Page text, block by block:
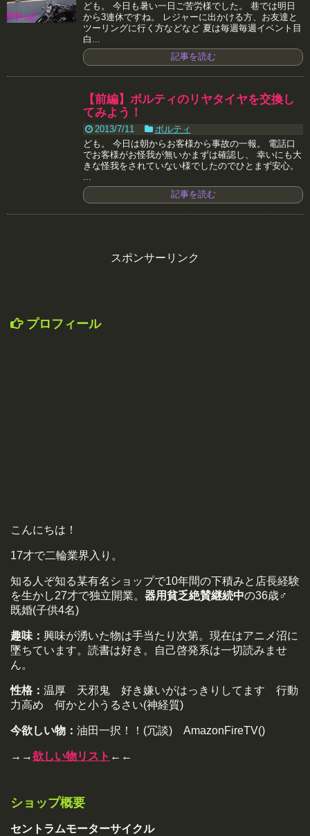
ども。 今日も暑い一日ご苦労様でした。 巷では明日
から3連休ですね。 レジャーに出かける方、お友達と
ツーリングに行く方などなど 夏は毎週毎週イベント目
白...
記事を読む
【前編】ボルティのリヤタイヤを交換し
てみよう！
2013/7/11
ボルティ
ども。 今日は朝からお客様から事故の一報。 電話口
でお客様がお怪我が無いかまずは確認し、 幸いにも大
きな怪我をされていない様でしたのでひとまず安心。
...
記事を読む
スポンサーリンク
プロフィール
こんにちは！
17才で二輪業界入り。
知る人ぞ知る某有名ショップで10年間の下積みと店長経験
を生かし27才で独立開業。 器用貧乏絶賛継続中の36歳♂
既婚(子供4名)
趣味： 興味が湧いた物は手当たり次第。現在はアニメ沼に
墜ちています。読書は好き。自己啓発系は一切読みませ
ん。
性格： 温厚 天邪鬼 好き嫌いがはっきりしてます 行動
力高め 何かと小うるさい(神経質)
今欲しい物： 油田一択！！(冗談) AmazonFireTV()
→→欲しい物リスト ←←
ショップ概要
セントラムモーターサイクル